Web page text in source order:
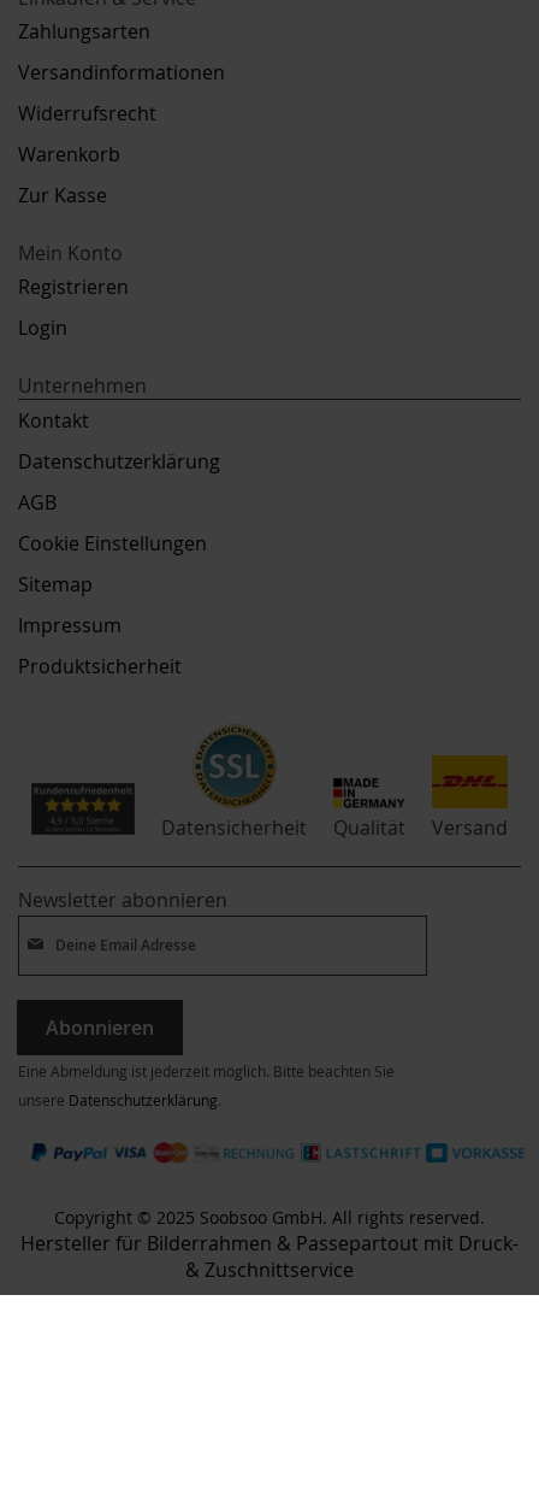
Zahlungsarten
Versandinformationen
Widerrufsrecht
Warenkorb
Zur Kasse
Mein Konto
Registrieren
Login
Unternehmen
Kontakt
Datenschutzerklärung
AGB
Cookie Einstellungen
Sitemap
Impressum
Produktsicherheit
Datensicherheit Qualität Versand
Newsletter abonnieren
Abonnieren
Eine Abmeldung ist jederzeit möglich. Bitte beachten Sie
unsere Datenschutzerklärung.
Copyright © 2025 Soobsoo GmbH. All rights reserved.
Hersteller für Bilderrahmen & Passepartout mit Druck-
& Zuschnittservice